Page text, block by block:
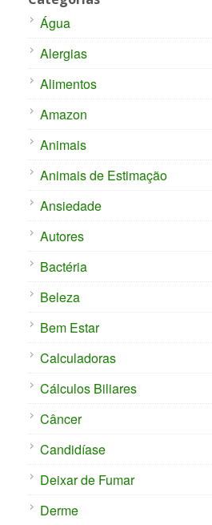
Água
Alergias
Alimentos
Amazon
Animais
Animais de Estimação
Ansiedade
Autores
Bactéria
Beleza
Bem Estar
Calculadoras
Cálculos Biliares
Câncer
Candidíase
Deixar de Fumar
Derme